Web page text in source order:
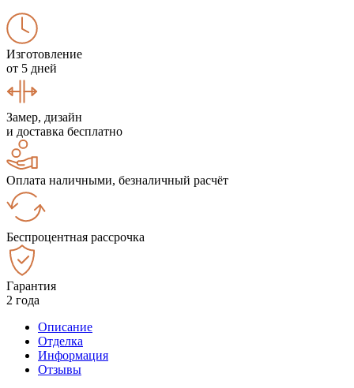
Изготовление
от 5 дней
Замер, дизайн
и доставка бесплатно
Оплата наличными, безналичный расчёт
Беспроцентная рассрочка
Гарантия
2 года
Описание
Отделка
Информация
Отзывы